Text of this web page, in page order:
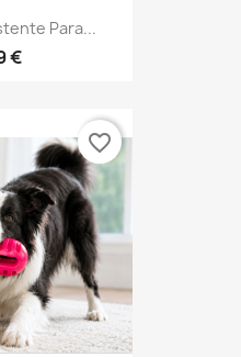
Para...
€
favorite_border